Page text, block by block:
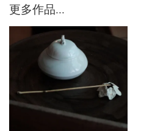
更多作品...